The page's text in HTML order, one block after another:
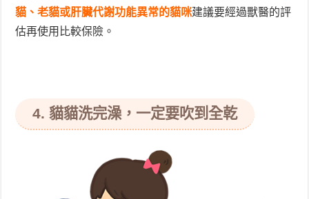
貓、老貓或肝臟代謝功能異常的貓咪建議要經過獸醫的評
估再使用比較保險。
4. 貓貓洗完澡，一定要吹到全乾